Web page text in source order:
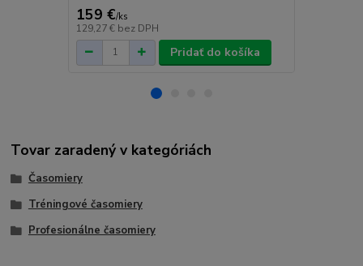
159 €/ks
129,27 € bez DPH
Pridať do košíka
Tovar zaradený v kategóriách
Časomiery
Tréningové časomiery
Profesionálne časomiery